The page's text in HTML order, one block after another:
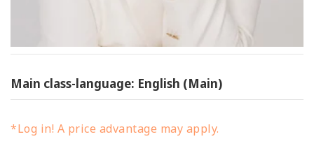
Main class-language: English (Main)
*Log in! A price advantage may apply.